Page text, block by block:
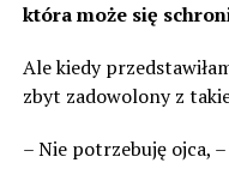
która może się
Ale kiedy
zbyt zadowolony z
– Nie potrzebuję ojca,